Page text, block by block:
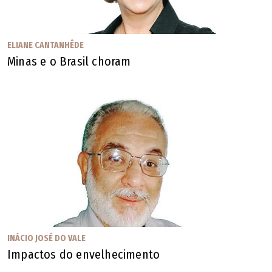
ELIANE CANTANHÊDE
Minas e o Brasil choram
INÁCIO JOSÉ DO VALE
Impactos do envelhecimento